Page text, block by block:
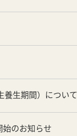
養生期間）について
のお知らせ